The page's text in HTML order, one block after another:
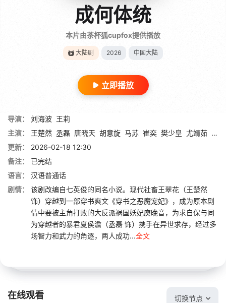
成何体统
本片由茶杯狐cupfox提供播放
大陆剧 2026 中国大陆
立即播放
导演： 刘海波 王莉
主演：
王楚然 丞磊 唐晓天 胡意旋 马苏 崔奕 樊少皇 尤靖茹 张
更新：
2026-02-18 12:30
备注：
已完结
语言：
汉语普通话
剧情：
该剧改编自七英俊的同名小说。现代社畜王翠花（王楚然
饰）穿越到一部穿书爽文《穿书之恶魔宠妃》，成为原本剧
情中要被主角打败的大反派祸国妖妃庾晚音，为求自保与同
为穿越者的暴君夏侯澹（丞磊 饰）携手在异世求存，经过多
场智力和武力的角逐，两人成功...全文
在线观看 切换节点